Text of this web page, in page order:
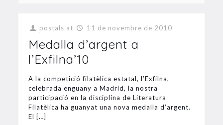
postals at 11 de novembre de 2010
Medalla d’argent a
l’Exfilna’10
A la competició filatèlica estatal, l’Exfilna,
celebrada enguany a Madrid, la nostra
participació en la disciplina de Literatura
Filatèlica ha guanyat una nova medalla d’argent.
El […]